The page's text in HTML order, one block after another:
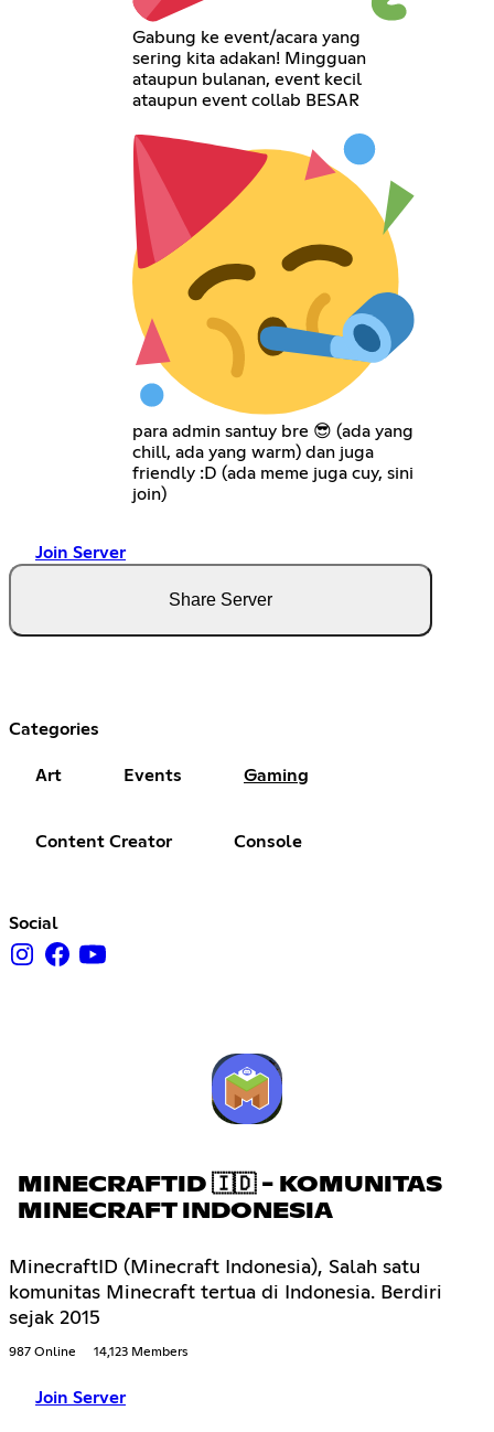
Gabung ke event/acara yang
sering kita adakan! Mingguan
ataupun bulanan, event kecil
ataupun event collab BESAR
para admin santuy bre 😎 (ada yang
chill, ada yang warm) dan juga
friendly :D (ada meme juga cuy, sini
join)
Join Server
Share Server
Categories
Art Events Gaming
Content Creator Console
Social
MINECRAFTID 🇮🇩 - KOMUNITAS
MINECRAFT INDONESIA
MinecraftID (Minecraft Indonesia), Salah satu
komunitas Minecraft tertua di Indonesia. Berdiri
sejak 2015
987 Online 14,123 Members
Join Server